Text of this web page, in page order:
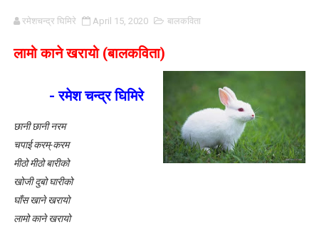
औँलाको गीत (बालगीत)
बालकविता : कमिलाको ताँती
स्रष्टा र सिर्जना
लघुकथा: दण्ड
भ्रम : लघुकथा
ठुलो एकादशी : लघुकथा
ढुङ्गे फूलः बालकविता
रमेशचन्द्र घिमिरे April 15, 2020 बालकविता
लामो काने खरायो (बालकविता)
- रमेश चन्द्र घिमिरे
छानी छानी नरम
चपाई करम्-करम
मीठो मीठो बारीको
खोजी दुबो घारीको
घाँस खाने खरायो
लामो काने खरायो